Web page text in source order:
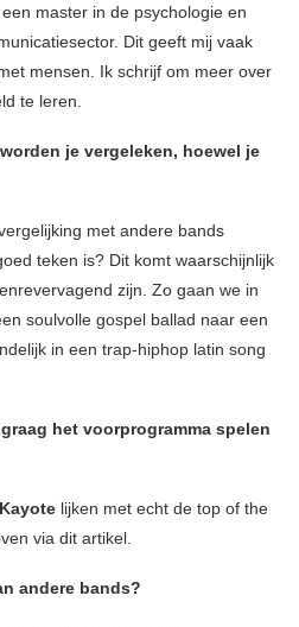
master in de psychologie en
Dit geeft mij vaak
mensen. Ik schrijf om meer over
te leren.
je vergeleken, hoewel je
met andere bands
teken is? Dit komt waarschijnlijk
zijn. Zo gaan we in
soulvolle gospel ballad naar een
in een trap-hiphop latin song
het voorprogramma spelen
lijken met echt de top of the
via dit artikel.
andere bands?